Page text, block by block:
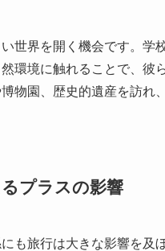
世界を開く機会です。学
環境に触れることで、彼
物園、歴史的遺産を訪れ
プラスの影響
も旅行は大きな影響を及